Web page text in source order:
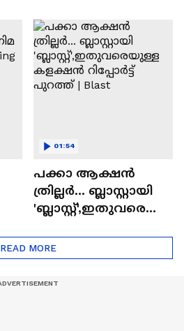
ടൈംസ്' | Mollywood
Times
പക്കാ ആക്ഷൻ
ത്രില്ലർ... ബ്ലാസ്റ്റായി
'ബ്ലാസ്റ്റ്',ഇതുവരെയു
റിപ്പോർട്ട് പുറത്ത് |
Blast
01:54
READ MORE